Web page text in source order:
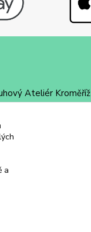
Ateliér Kroměříž
734 258 002
a